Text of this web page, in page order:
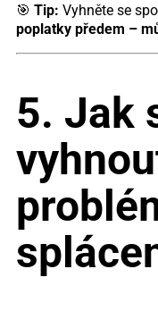
🎯 Tip: Vyhněte se
poplatky předem –
5. Jak